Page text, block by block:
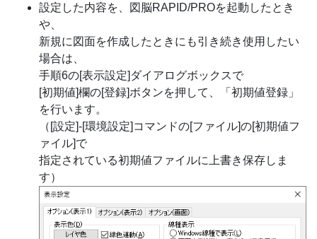
設定した内容を、図脳RAPID/PROを起動したとき
や、
新規に図面を作成したときにも引き続き使用したい
場合は、
手順6の[表示設定]ダイアログボックスで
[初期値]欄の[登録]ボタンを押して、「初期値登録」
を行います。
（[設定]-[環境設定]コマンドの[ファイル]の[初期値フ
ァイル]で
指定されている初期値ファイルに上書き保存しま
す）